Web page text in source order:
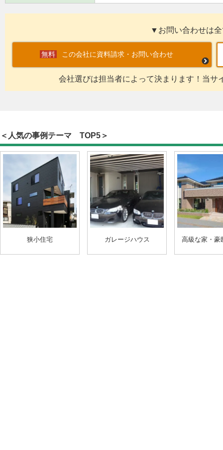
▼お問い合わせは
この会社に資料請求・お問い合わせ
会社選びは担当者によって決まります！当サ
＜人気の事例テーマ TOP5＞
狭小住宅 ガレージハウス 高級な家・豪